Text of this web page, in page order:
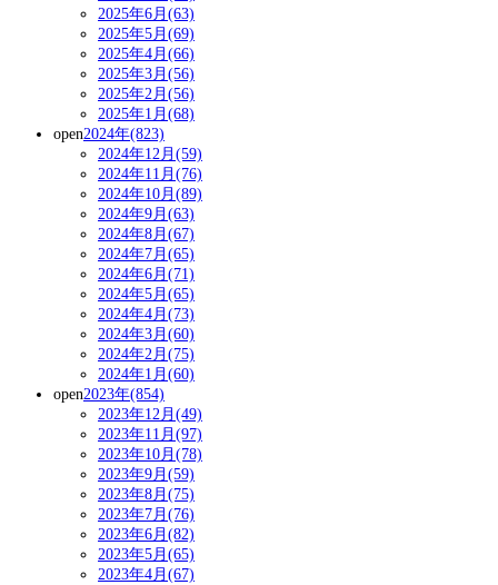
2025年6月(63)
2025年5月(69)
2025年4月(66)
2025年3月(56)
2025年2月(56)
2025年1月(68)
open2024年(823)
2024年12月(59)
2024年11月(76)
2024年10月(89)
2024年9月(63)
2024年8月(67)
2024年7月(65)
2024年6月(71)
2024年5月(65)
2024年4月(73)
2024年3月(60)
2024年2月(75)
2024年1月(60)
open2023年(854)
2023年12月(49)
2023年11月(97)
2023年10月(78)
2023年9月(59)
2023年8月(75)
2023年7月(76)
2023年6月(82)
2023年5月(65)
2023年4月(67)